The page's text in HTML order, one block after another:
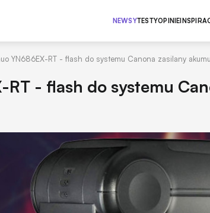
NEWSYTESTYOPINIE
YN686EX-RT - flash do systemu Canona zasilany
RT - flash do systemu